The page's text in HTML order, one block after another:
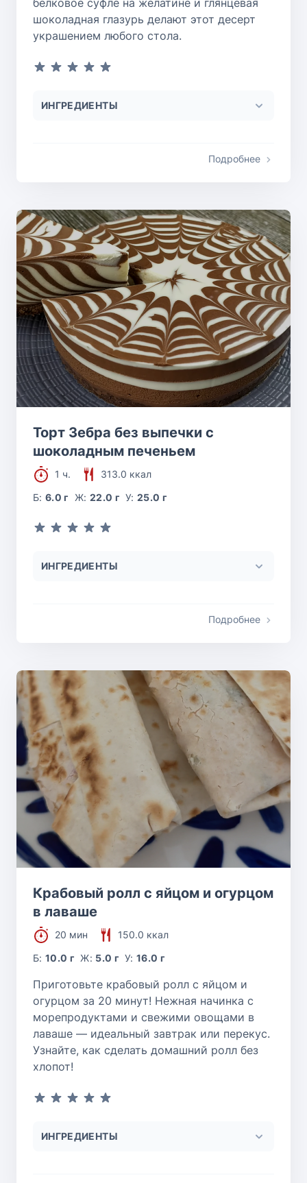
белковое суфле на желатине и глянцевая
шоколадная глазурь делают этот десерт
украшением любого стола.
ИНГРЕДИЕНТЫ
Подробнее
Торт Зебра без выпечки с
шоколадным печеньем
1 ч.
313.0 ккал
Б:6.0 г Ж: 22.0 г У:25.0 г
ИНГРЕДИЕНТЫ
Подробнее
Крабовый ролл с яйцом и огурцом
в лаваше
20 мин
150.0 ккал
Б:10.0 г Ж: 5.0 г У:16.0 г
Приготовьте крабовый ролл с яйцом и
огурцом за 20 минут! Нежная начинка с
морепродуктами и свежими овощами в
лаваше — идеальный завтрак или перекус.
Узнайте, как сделать домашний ролл без
хлопот!
ИНГРЕДИЕНТЫ